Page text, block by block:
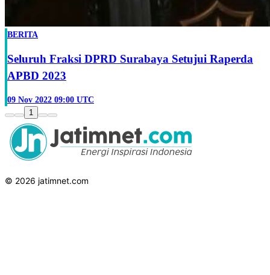
BERITA
Seluruh Fraksi DPRD Surabaya Setujui Raperda
APBD 2023
09 Nov 2022 09:00 UTC
1
© 2026 jatimnet.com